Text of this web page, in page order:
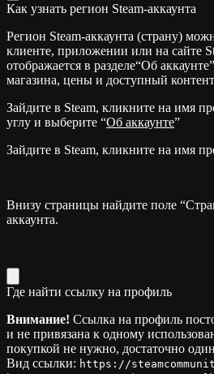
Как узнать регион Steam-аккаунта
Регион Steam-аккаунта (страну)
клиенте, приложении или на сайте
отображается в разделе“Об
магазина, цены и доступный
Зайдите в Steam, кликните на имя
углу и выберите “Об аккаунте”
Зайдите в Steam, кликните на имя
Внизу страницы найдите поле
аккаунта.
Где найти ссылку на профиль
Внимание! Ссылка на профиль
и не привязана к одному
покупкой не нужно, достаточно
Вид ссылки: https://